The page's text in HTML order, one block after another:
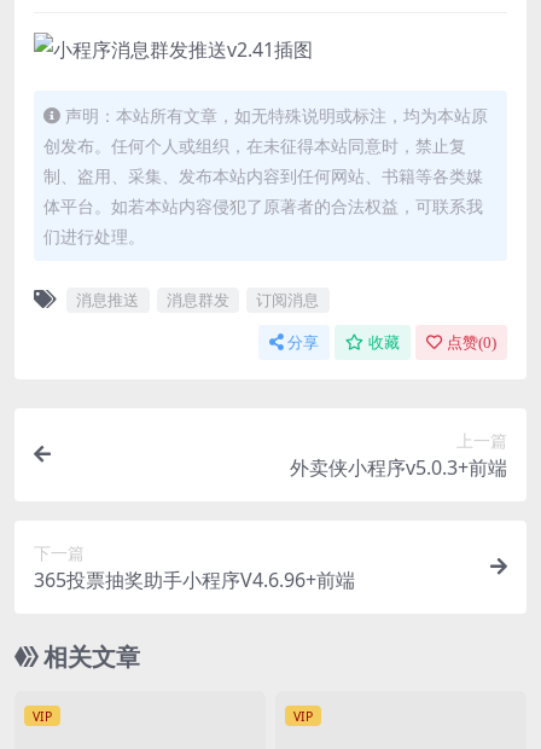
声明：本站所有文章，如无特殊说明或标注，均为本站原
创发布。任何个人或组织，在未征得本站同意时，禁止复
制、盗用、采集、发布本站内容到任何网站、书籍等各类媒
体平台。如若本站内容侵犯了原著者的合法权益，可联系我
们进行处理。
消息推送 消息群发 订阅消息
分享 收藏 点赞(0)
上一篇
外卖侠小程序v5.0.3+前端
下一篇
365投票抽奖助手小程序V4.6.96+前端
相关文章
VIP VIP